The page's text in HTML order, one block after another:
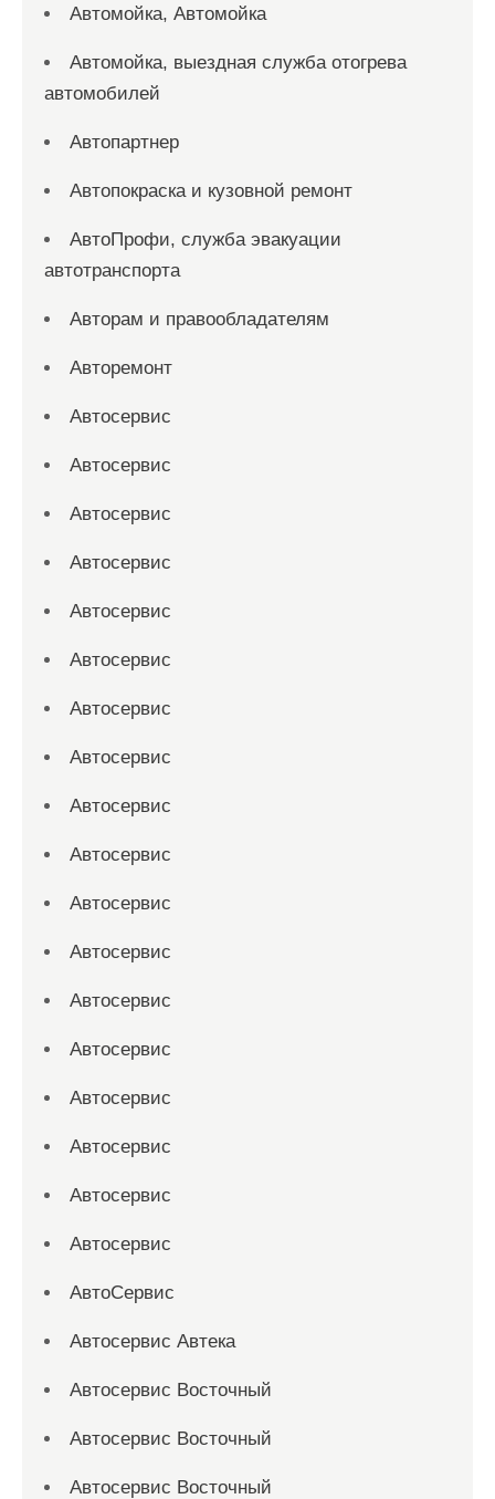
Автомойка, Автомойка
Автомойка, выездная служба отогрева
автомобилей
Автопартнер
Автопокраска и кузовной ремонт
АвтоПрофи, служба эвакуации
автотранспорта
Авторам и правообладателям
Авторемонт
Автосервис
Автосервис
Автосервис
Автосервис
Автосервис
Автосервис
Автосервис
Автосервис
Автосервис
Автосервис
Автосервис
Автосервис
Автосервис
Автосервис
Автосервис
Автосервис
Автосервис
Автосервис
АвтоСервис
Автосервис Автека
Автосервис Восточный
Автосервис Восточный
Автосервис Восточный